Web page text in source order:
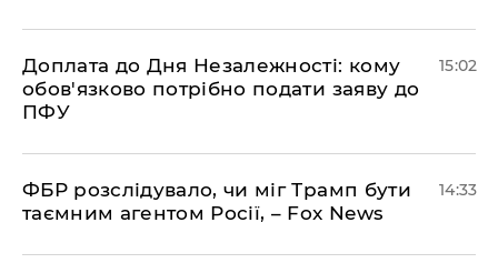
Доплата до Дня Незалежності: кому
обов'язково потрібно подати заяву до
ПФУ
15:02
ФБР розслідувало, чи міг Трамп бути
таємним агентом Росії, – Fox News
14:33